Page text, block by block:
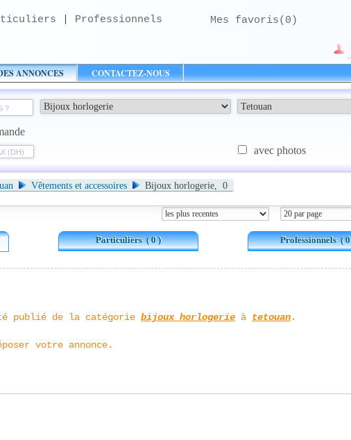
| Professionnels Mes favoris( 0 )
ANNONCES CONTACTEZ-NOUS
avec photos
Vêtements et accessoires Bijoux horlogerie, 0
Particuliers( 0 ) Professionnels( 0
publié de la catégorie bijoux horlogerie à tetouan.
votre annonce.